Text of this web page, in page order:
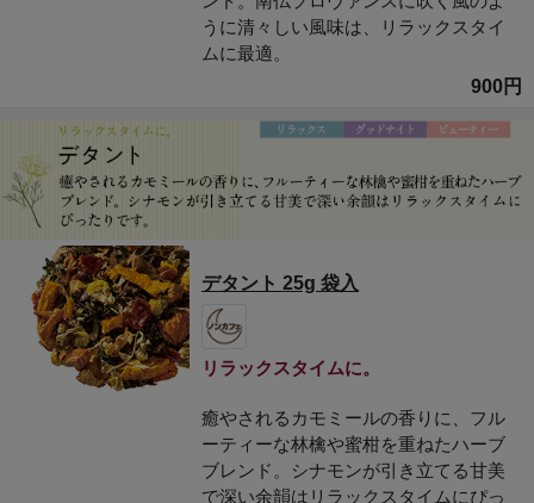
うに清々しい風味は、リラックスタイ
ムに最適。
900円
デタント 25g 袋入
リラックスタイムに。
癒やされるカモミールの香りに、フル
ーティーな林檎や蜜柑を重ねたハーブ
ブレンド。シナモンが引き立てる甘美
で深い余韻はリラックスタイムにぴっ